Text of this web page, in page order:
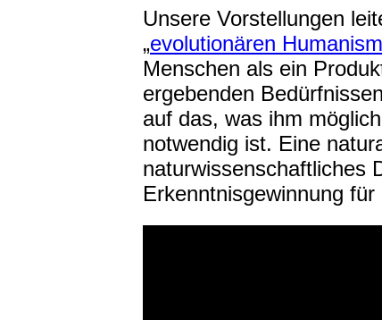
Unsere Vorstellungen
„evolutionären
Menschen als ein
ergebenden
auf das, was ihm
notwendig ist. Eine
naturwissenschaftliches
Erkenntnisgewinnung